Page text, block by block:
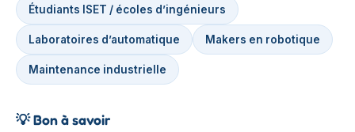
Étudiants ISET / écoles d’ingénieurs
Laboratoires d’automatique Makers en robotique
Maintenance industrielle
💡Bon à savoir